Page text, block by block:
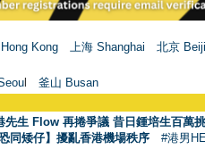
Kong 上海 Shanghai
北京
l 釜山 Busan
先生 Flow 再捲爭議 昔日鍾培生百萬
同矮仔】擾亂香港機場秩序 #港男